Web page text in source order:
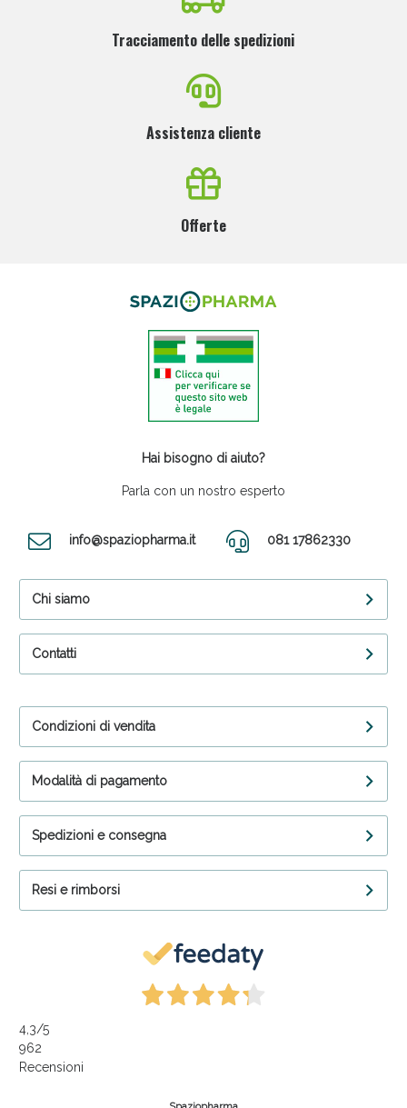
Tracciamento delle spedizioni
Assistenza cliente
Offerte
Hai bisogno di aiuto?
Parla con un nostro esperto
info@spaziopharma.it 081 17862330
Chi siamo
Contatti
Condizioni di vendita
Modalità di pagamento
Spedizioni e consegna
Resi e rimborsi
4,3/5
962
Recensioni